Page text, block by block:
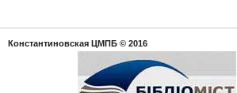
Константиновская ЦМПБ © 2016